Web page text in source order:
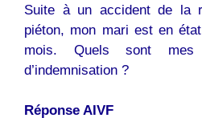
Suite à un accident de la
piéton, mon mari est en
mois. Quels sont
d’indemnisation ?
Réponse AIVF